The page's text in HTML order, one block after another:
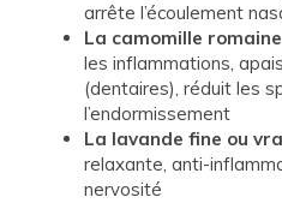
arrête l’écoulement
La camomille
les inflammations,
(dentaires), réduit les
l’endormissement
La lavande fine ou
relaxante, anti-
nervosité